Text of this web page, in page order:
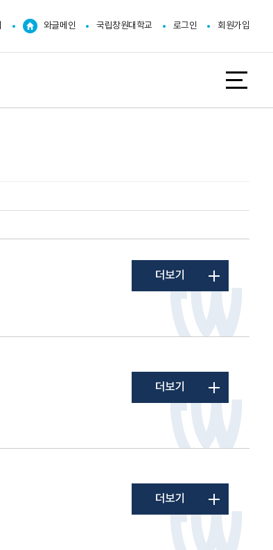
와글메인 국립창원대학교 로그인 회원가입
더보기
더보기
더보기